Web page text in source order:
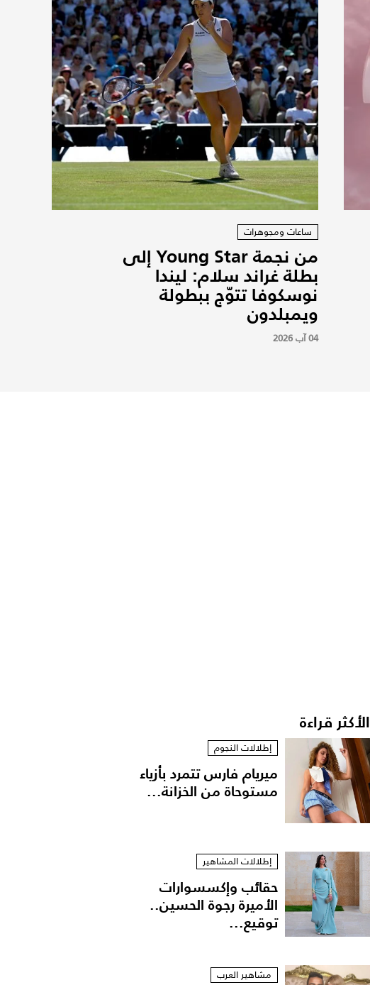
ساعات ومجوهرات
من نجمة Young Star إلى
بطلة غراند سلام: ليندا
نوسكوفا تتوّج ببطولة
ويمبلدون
04 آب 2026
الأكثر قراءة
إطلالات النجوم
ميريام فارس تتمرد بأزياء
مستوحاة من الخزانة...
إطلالات المشاهير
حقائب وإكسسوارات
الأميرة رجوة الحسين..
توقيع...
مشاهير العرب